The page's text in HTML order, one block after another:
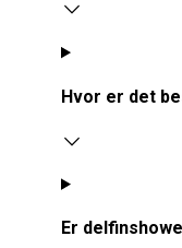
Hvor er det
Er